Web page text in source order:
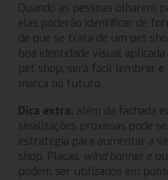
Quando as pessoas olharem
elas poderão identificar de
de que se trata de um pet
boa identidade visual aplicada
pet shop, será fácil lembrar e
marca no futuro.
Dica extra: além da fachada
sinalizações próximas pode
estratégia para aumentar a
shop. Placas, wind bannere
podem ser utilizados em